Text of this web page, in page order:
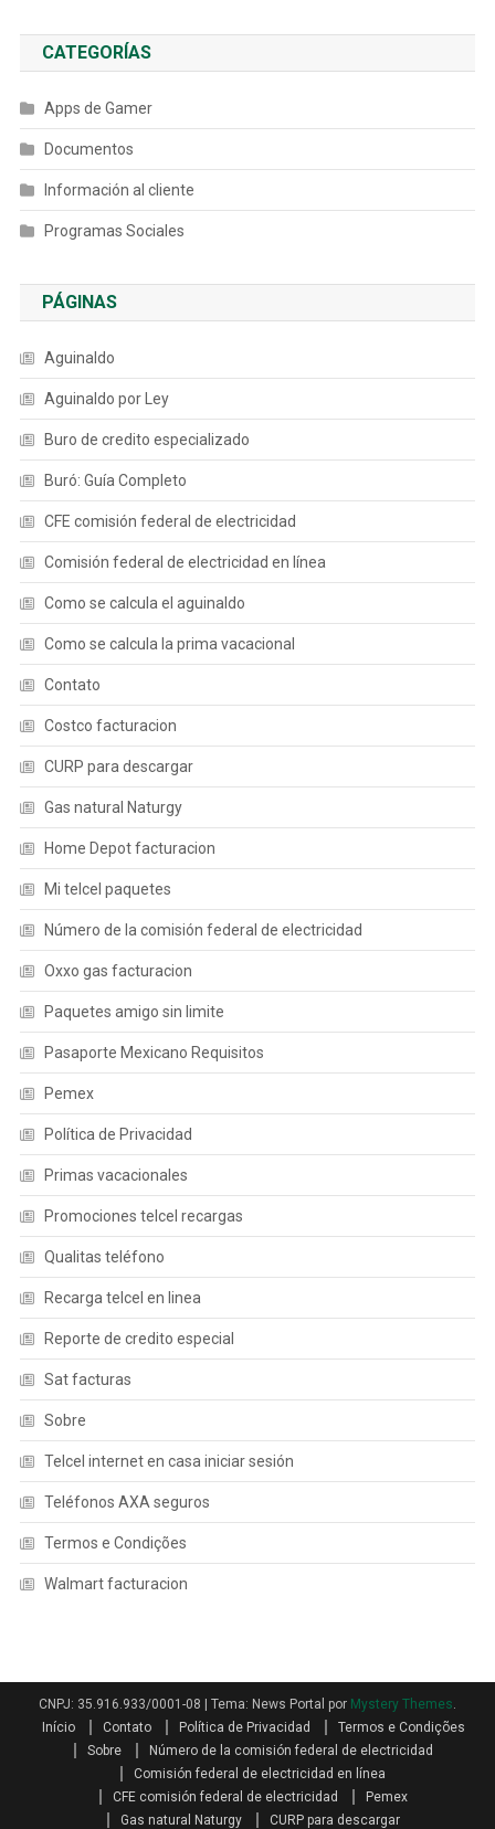
CATEGORÍAS
Apps de Gamer
Documentos
Información al cliente
Programas Sociales
PÁGINAS
Aguinaldo
Aguinaldo por Ley
Buro de credito especializado
Buró: Guía Completo
CFE comisión federal de electricidad
Comisión federal de electricidad en línea
Como se calcula el aguinaldo
Como se calcula la prima vacacional
Contato
Costco facturacion
CURP para descargar
Gas natural Naturgy
Home Depot facturacion
Mi telcel paquetes
Número de la comisión federal de electricidad
Oxxo gas facturacion
Paquetes amigo sin limite
Pasaporte Mexicano Requisitos
Pemex
Política de Privacidad
Primas vacacionales
Promociones telcel recargas
Qualitas teléfono
Recarga telcel en linea
Reporte de credito especial
Sat facturas
Sobre
Telcel internet en casa iniciar sesión
Teléfonos AXA seguros
Termos e Condições
Walmart facturacion
CNPJ: 35.916.933/0001-08 Tema: News Portal por Mystery Themes.
Início
Contato Política de Privacidad
Termos e Condições
Sobre
Número de la comisión federal de electricidad
Comisión federal de electricidad en línea
CFE comisión federal de electricidad
Pemex
Gas natural Naturgy
CURP para descargar